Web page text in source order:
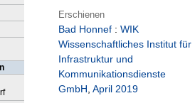
Erschienen
Bad Honnef : WIK
Wissenschaftliches Institut für
Infrastruktur und
Kommunikationsdienste
GmbH, April 2019